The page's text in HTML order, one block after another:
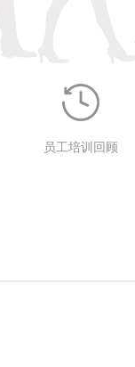
员工培训回顾